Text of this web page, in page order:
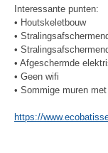
Interessante punten:
• Houtskeletbouw
•
•
• Afgeschermde
• Geen wifi
• Sommige muren
https://